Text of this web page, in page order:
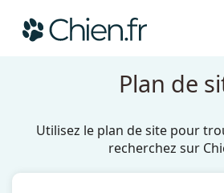
Actualités
Races
Plan de
Utilisez le plan de site pour
recherchez sur